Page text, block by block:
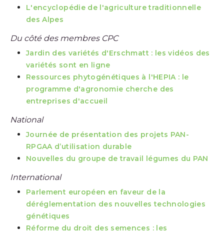
L'encyclopédie de l'agriculture traditionnelle
des Alpes
Du côté des membres CPC
Jardin des variétés d'Erschmatt : les vidéos des
variétés sont en ligne
Ressources phytogénétiques à l'HEPIA : le
programme d'agronomie cherche des
entreprises d'accueil
National
Journée de présentation des projets PAN-
RPGAA d’utilisation durable
Nouvelles du groupe de travail légumes du PAN
International
Parlement européen en faveur de la
déréglementation des nouvelles technologies
génétiques
Réforme du droit des semences : les